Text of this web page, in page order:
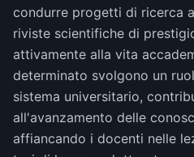
condurre progetti di ricerca
riviste scientifiche di
attivamente alla vita
determinato svolgono un
sistema universitario,
all'avanzamento delle
affiancando i docenti nelle